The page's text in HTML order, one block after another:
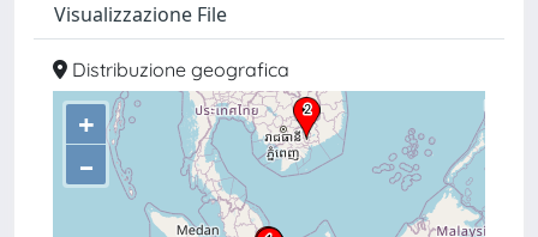
Visualizzazione File
Distribuzione geografica
+
–